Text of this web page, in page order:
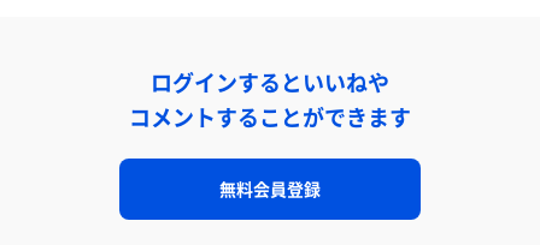
ログインするといいねや
コメントすることができます
無料会員登録